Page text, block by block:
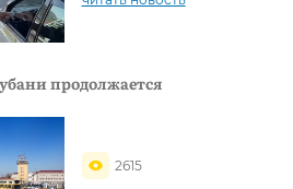
продолжается
2615